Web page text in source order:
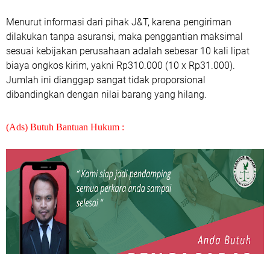
Menurut informasi dari pihak J&T, karena pengiriman
dilakukan tanpa asuransi, maka penggantian maksimal
sesuai kebijakan perusahaan adalah sebesar 10 kali lipat
biaya ongkos kirim, yakni Rp310.000 (10 x Rp31.000).
Jumlah ini dianggap sangat tidak proporsional
dibandingkan dengan nilai barang yang hilang.
(Ads) Butuh Bantuan Hukum :